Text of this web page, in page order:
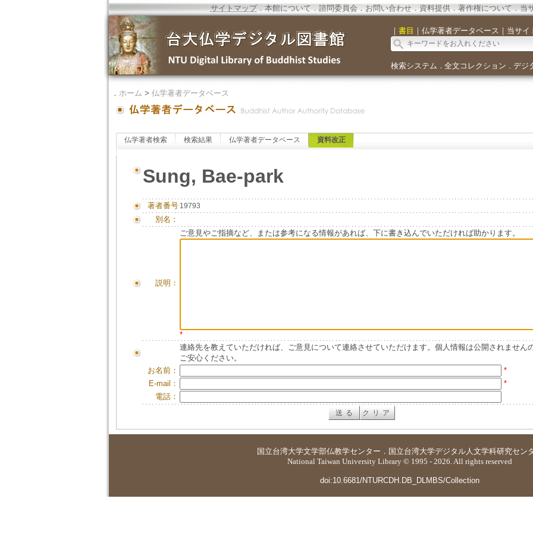
サイトマップ．本館について．諮問委員会． お問い合わせ． 資料提供．著作権について．当
｜ 書目 ｜ 仏学著者データベース ｜ 当サイ
検索システム ． 全文コレクション ． デジ
． ホーム > 仏学著者データベース
仏学著者検索 検索結果 仏学著者データベース 資料改正
Sung, Bae-park
著者番号 19793
別名：
説明：
ご意見やご指摘など、または参考になる情報があれば、下に書き込んでいただければ助かります。
*
連絡先を教えていただければ、ご意見について連絡させていただけます。個人情報は公開されません
ご安心ください。
お名前：
*
E-mail：
*
電話：
国立台湾大学文学部仏教学センター ． 国立台湾大学デジタル人文学科研究セン
National Taiwan University Library © 1995 - 2026. All rights reserved
doi:10.6681/NTURCDH.DB_DLMBS/Collection